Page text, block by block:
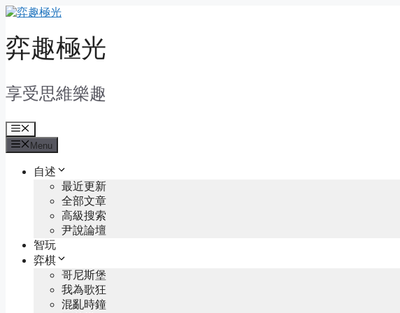
Skip
content
弈趣極光
享受思維樂趣
Menu
Menu
自述
最近更新
全部文章
高級搜索
尹說論壇
智玩
弈棋
哥尼斯堡
我為歌狂
混亂時鐘